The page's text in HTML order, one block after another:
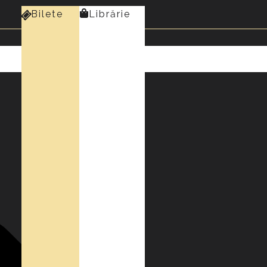
Bilete Librărie